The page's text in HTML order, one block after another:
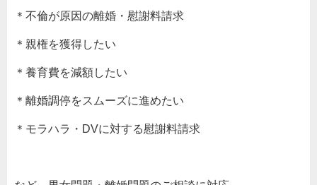
＊不倫が原因の離婚・慰謝料請求
＊親権を獲得したい
＊養育費を減額したい
＊離婚調停をスムーズに進めたい
＊モラハラ・DVに対する慰謝料請求